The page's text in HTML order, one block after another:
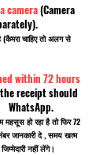
camera(Camera
चाहिए तो अलग से
within 72 hours
receipt should
महसूस हो रहा है तो फिर 72
जानकारी दे , समय खत्म
नहीं लेंगे।